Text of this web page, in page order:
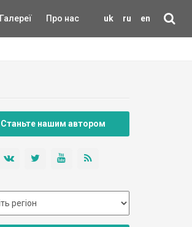
uk ru en
Галереї Про нас
Станьте нашим автором